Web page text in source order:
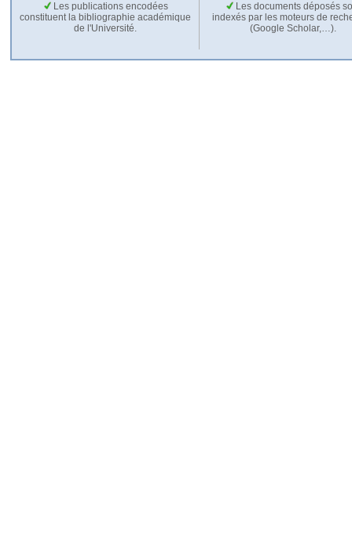
Les publications encodées
constituent la bibliographie académique
de l'Université.
Les documents déposés
indexés par les moteurs de
(Google Scholar,…).